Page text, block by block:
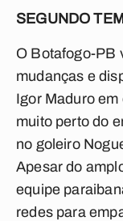
SEGUNDO
O Botafogo-PB
mudanças e
Igor Maduro
muito perto do
no goleiro
Apesar do
equipe
redes para